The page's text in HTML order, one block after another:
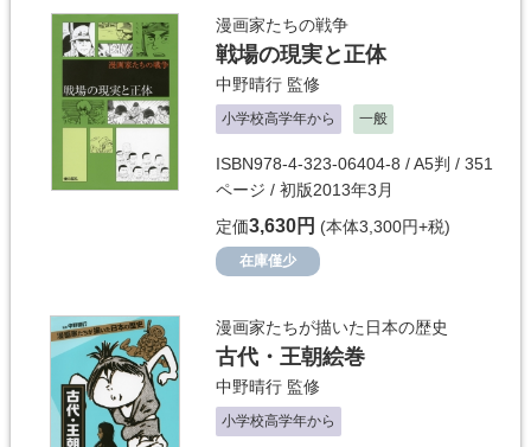
漫画家たちの戦争
戦場の現実と正体
中野晴行 監修
小学校高学年から 一般
ISBN978-4-323-06404-8 / A5判 / 351
ページ / 初版2013年3月
定価3,630円 (本体3,300円+税)
在庫僅少
漫画家たちが描いた日本の歴史
古代・王朝絵巻
中野晴行 監修
小学校高学年から